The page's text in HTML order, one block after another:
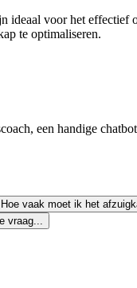
ideaal voor het
te optimaliseren.
een handige
Hoe vaak moet ik het
vraag...